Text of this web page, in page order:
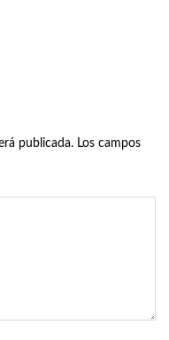
publicada. Los campos